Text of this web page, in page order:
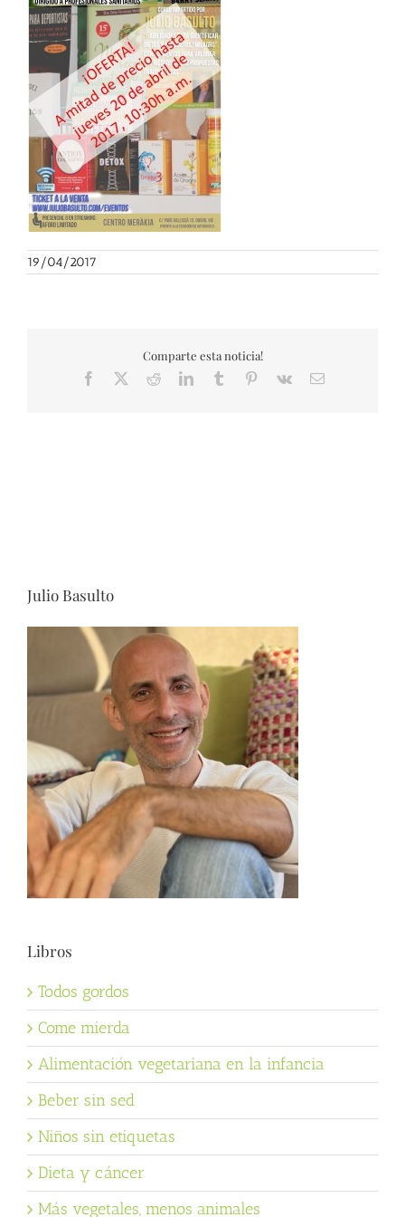
19/04/2017
Comparte esta noticia!
Facebook RedditLinkedInTumblr Pinterest
Vk
Correo
Julio Basulto
Libros
Todos gordos
Come mierda
Alimentación vegetariana en la infancia
Beber sin sed
Niños sin etiquetas
Dieta y cáncer
Más vegetales, menos animales